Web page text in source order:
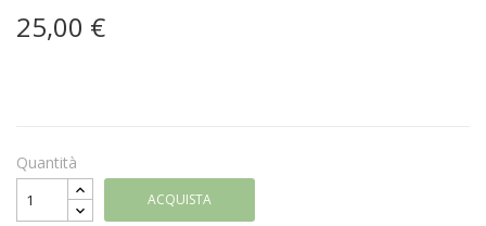
25,00 €
Quantità
ACQUISTA